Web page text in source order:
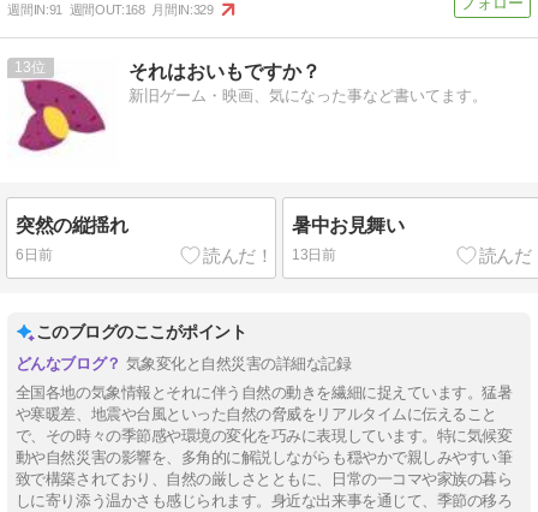
週間IN:91 週間OUT:168 月間IN:329
13 それはおいもですか？
新旧ゲーム・映画、気になった事など書いてます。
突然の縦揺れ
6日前
暑中お見舞い
13日前
このブログのここがポイント
気象変化と自然災害の詳細な記録
全国各地の気象情報とそれに伴う自然の動きを繊細に捉えています。猛暑
や寒暖差、地震や台風といった自然の脅威をリアルタイムに伝えること
で、その時々の季節感や環境の変化を巧みに表現しています。特に気候変
動や自然災害の影響を、多角的に解説しながらも穏やかで親しみやすい筆
致で構築されており、自然の厳しさとともに、日常の一コマや家族の暮ら
しに寄り添う温かさも感じられます。身近な出来事を通じて、季節の移ろ